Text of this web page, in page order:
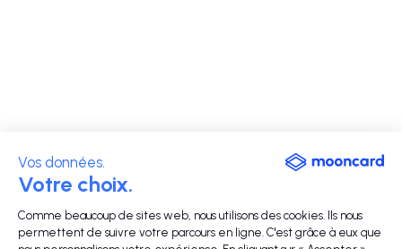
Vos données.
Votre choix.
Comme beaucoup de sites web, nous utilisons des cookies. Ils nous
permettent de suivre votre parcours en ligne. C'est grâce à eux que